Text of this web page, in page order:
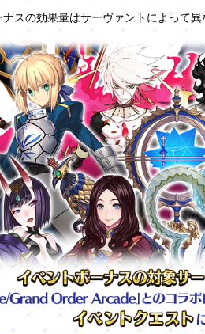
スの効果量はサーヴァントによって異